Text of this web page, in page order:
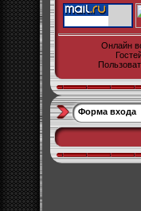
Онлайн
Форма входа